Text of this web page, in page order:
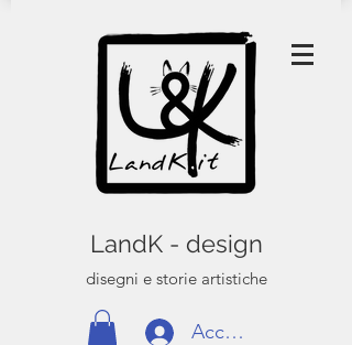
LandK - design
disegni e storie artistiche
Accedi